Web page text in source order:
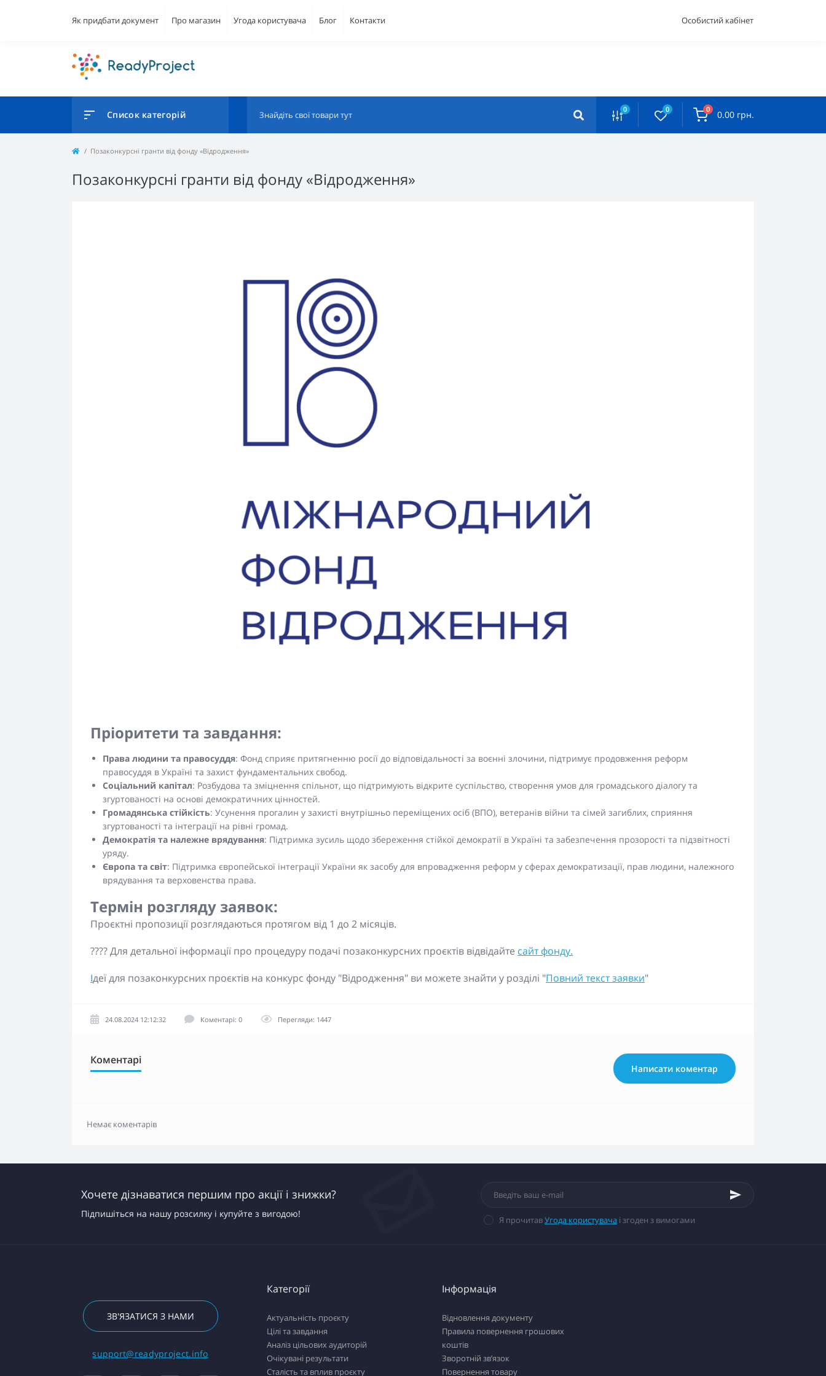
Як придбати документ Про магазин Угода користувача Блог Контакти Особистий кабінет
Список категорій 0 0 0 0.00 грн.
Позаконкурсні гранти від фонду «Відродження»
Позаконкурсні гранти від фонду «Відродження»
Пріоритети та завдання:
Права людини та правосуддя: Фонд сприяє притягненню росії до відповідальності за воєнні злочини, підтримує продовження реформ
правосуддя в Україні та захист фундаментальних свобод.
Соціальний капітал: Розбудова та зміцнення спільнот, що підтримують відкрите суспільство, створення умов для громадського діалогу та
згуртованості на основі демократичних цінностей.
Громадянська стійкість: Усунення прогалин у захисті внутрішньо переміщених осіб (ВПО), ветеранів війни та сімей загиблих, сприяння
згуртованості та інтеграції на рівні громад.
Демократія та належне врядування: Підтримка зусиль щодо збереження стійкої демократії в Україні та забезпечення прозорості та підзвітності
уряду.
Європа та світ: Підтримка європейської інтеграції України як засобу для впровадження реформ у сферах демократизації, прав людини, належного
врядування та верховенства права.
Термін розгляду заявок:
Проєктні пропозиції розглядаються протягом від 1 до 2 місяців.
???? Для детальної інформації про процедуру подачі позаконкурсних проєктів відвідайте сайт фонду.
Ідеї для позаконкурсних проєктів на конкурс фонду "Відродження" ви можете знайти у розділі "Повний текст заявки"
24.08.2024 12:12:32 Коментарі: 0 Перегляди: 1447
Коментарі
Написати коментар
Немає коментарів
Хочете дізнаватися першим про акції і знижки?
Підпишіться на нашу розсилку і купуйте з вигодою!
Я прочитавУгода користувача і згоден з вимогами
ЗВ'ЯЗАТИСЯ З НАМИ
support@readyproject.info
Категорії
Актуальність проєкту
Цілі та завдання
Аналіз цільових аудиторій
Очікувані результати
Сталість та вплив проєкту
Інформація
Відновлення документу
Правила повернення грошових
коштів
Зворотній зв’язок
Повернення товару